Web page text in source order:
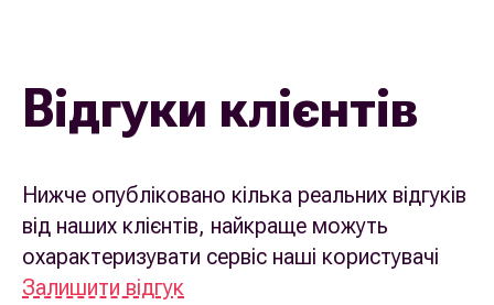
Відгуки клієнтів
Нижче опубліковано кілька реальних відгуків
від наших клієнтів, найкраще можуть
охарактеризувати сервіс наші користувачі
Залишити відгук